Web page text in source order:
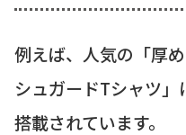
例えば、人気の「厚
シュガードTシャツ
搭載されています。